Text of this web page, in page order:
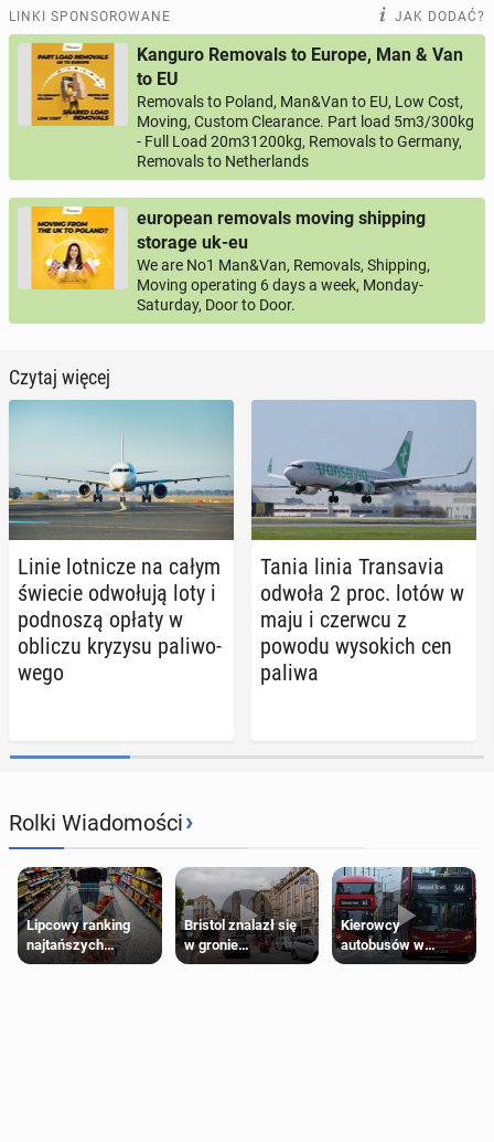
LINKI SPONSOROWANE JAK DODAĆ?
Kanguro Removals to Europe, Man & Van
to EU
Removals to Poland, Man&Van to EU, Low Cost,
Moving, Custom Clearance. Part load 5m3/300kg
- Full Load 20m31200kg, Removals to Germany,
Removals to Netherlands
european removals moving shipping
storage uk-eu
We are No1 Man&Van, Removals, Shipping,
Moving operating 6 days a week, Monday-
Saturday, Door to Door.
Czytaj więcej
Linie lot­ni­cze na całym
świecie od­wo­łu­ją loty i
pod­no­szą opłaty w
obliczu kryzysu pa­li­wo­
we­go
Tania linia Trans­avia
odwoła 2 proc. lotów w
maju i czerwcu z
powodu wy­so­kich cen
paliwa
Rolki Wiadomości›
Lipcowy ranking
najtańszych
supermarketów
Bristol znalazł się
w gronie
najlepszych
Kierowcy
autobusów w
Londynie